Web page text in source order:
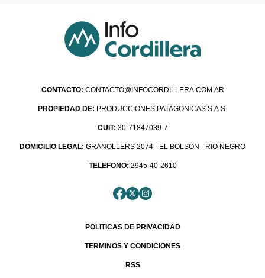
CONTACTO: CONTACTO@INFOCORDILLERA.COM.AR
PROPIEDAD DE: PRODUCCIONES PATAGONICAS S.A.S.
CUIT: 30-71847039-7
DOMICILIO LEGAL: GRANOLLERS 2074 - EL BOLSON - RIO NEGRO
TELEFONO: 2945-40-2610
POLITICAS DE PRIVACIDAD
TERMINOS Y CONDICIONES
RSS